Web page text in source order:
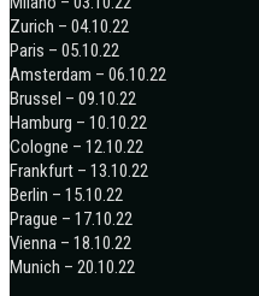
Zurich – 04.10.22
Paris – 05.10.22
Amsterdam – 06.10.22
Brussel – 09.10.22
Hamburg – 10.10.22
Cologne – 12.10.22
Frankfurt – 13.10.22
Berlin – 15.10.22
Prague – 17.10.22
Vienna – 18.10.22
Munich – 20.10.22